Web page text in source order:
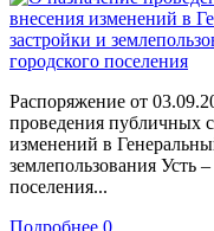
Распоряжение от
проведения публичных
изменений в
землепользования Усть
поселения...
Подробнее 0